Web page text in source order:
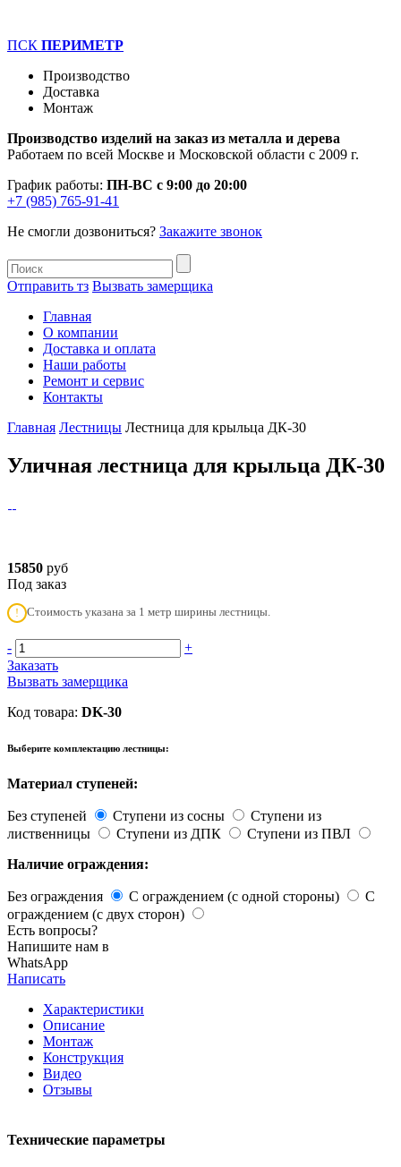
ПСК ПЕРИМЕТР
Производство
Доставка
Монтаж
Производство изделий на заказ из металла и дерева
Работаем по всей Москве и Московской области с 2009 г.
График работы: ПН-ВС с 9:00 до 20:00
+7 (985) 765-91-41
Не смогли дозвониться? Закажите звонок
Отправить тз Вызвать замерщика
Главная
О компании
Доставка и оплата
Наши работы
Ремонт и сервис
Контакты
Главная Лестницы Лестница для крыльца ДК-30
Уличная лестница для крыльца ДК-30
15850 руб
Под заказ
! Стоимость указана за 1 метр ширины лестницы.
-
+
Заказать
Вызвать замерщика
Код товара: DK-30
Выберите комплектацию лестницы:
Материал ступеней:
Без ступеней Ступени из сосны
Ступени из
лиственницы
Ступени из ДПК
Ступени из ПВЛ
Наличие ограждения:
Без ограждения С ограждением (с одной стороны)
С
ограждением (с двух сторон)
Есть вопросы?
Напишите нам в
WhatsApp
Написать
Характеристики
Описание
Монтаж
Конструкция
Видео
Отзывы
Технические параметры